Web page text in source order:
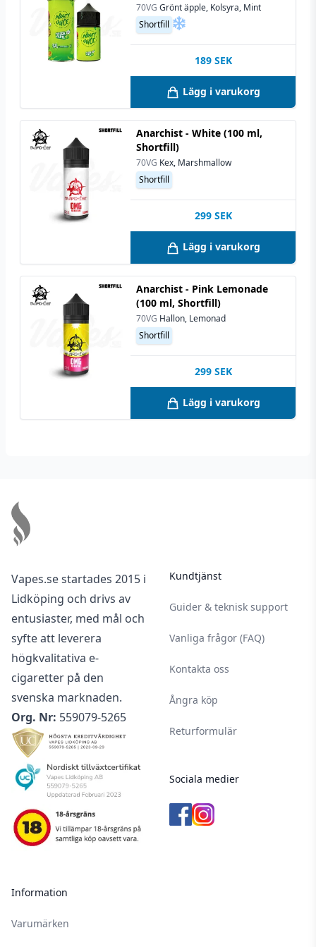
70VG Grönt äpple, Kolsyra, Mint
Shortfill
189 SEK
Lägg i varukorg
Anarchist - White (100 ml,
Shortfill)
70VG Kex, Marshmallow
Shortfill
299 SEK
Lägg i varukorg
Anarchist - Pink Lemonade
(100 ml, Shortfill)
70VG Hallon, Lemonad
Shortfill
299 SEK
Lägg i varukorg
Vapes.se startades 2015 i
Lidköping och drivs av
entusiaster, med mål och
syfte att leverera
högkvalitativa e-
cigaretter på den
svenska marknaden.
Org. Nr: 559079-5265
Information
Varumärken
Kundtjänst
Guider & teknisk support
Vanliga frågor (FAQ)
Kontakta oss
Ångra köp
Returformulär
Sociala medier